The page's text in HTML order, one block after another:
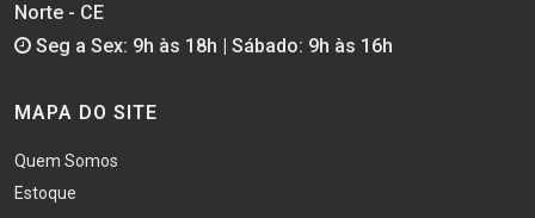
Norte - CE
Seg a Sex: 9h às 18h | Sábado: 9h às 16h
MAPA DO SITE
Quem Somos
Estoque